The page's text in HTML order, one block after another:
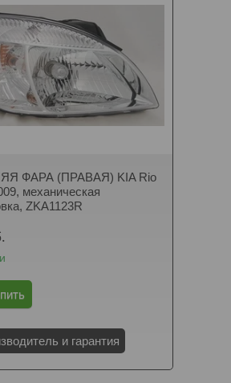
ФАРА (ПРАВАЯ) KIA Rio
механическая
ZKA1123R
и гарантия